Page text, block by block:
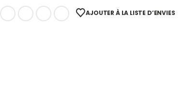
AJOUTER À LA LISTE D’ENVIES